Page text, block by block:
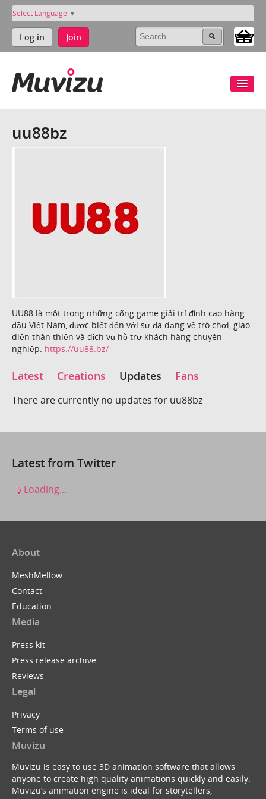
Select Language ▼
Log in Join
uu88bz
UU88 là một trong những cổng game giải trí đỉnh cao hàng
đầu Việt Nam, được biết đến với sự đa dạng về trò chơi, giao
diện thân thiện và dịch vụ hỗ trợ khách hàng chuyên
nghiệp. https://uu88.bz/
Latest Creations Updates Fans
There are currently no updates for uu88bz
Latest from Twitter
Loading...
About
MeshMellow
Contact
Education
Media
Press kit
Press release archive
Reviews
Legal
Privacy
Terms of use
Muvizu
Muvizu is easy to use 3D animation software that allows
anyone to create high quality animations quickly and easily.
Muvizu’s animation engine is ideal for storytellers,